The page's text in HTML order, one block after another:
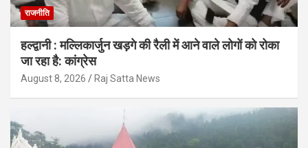
राजनीति
हल्द्वानी : मल्लिकार्जुन खड़गे की रैली में आने वाले लोगों को रोका
जा रहा है: कांग्रेस
August 8, 2026 Raj Satta News